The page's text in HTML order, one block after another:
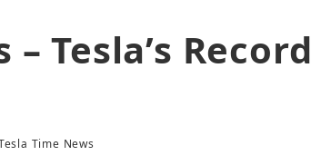
Tesla’s Record
ゴリーTime News